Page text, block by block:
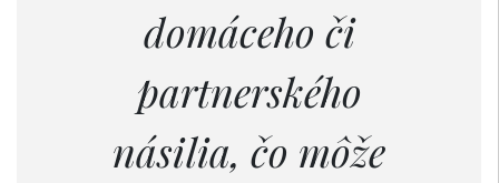
domáceho či
partnerského
násilia, čo môže